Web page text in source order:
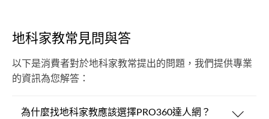
地科家教常見問與答
以下是消費者對於地科家教常提出的問題，我們提供專業
的資訊為您解答：
為什麼找地科家教應該選擇PRO360達人網？